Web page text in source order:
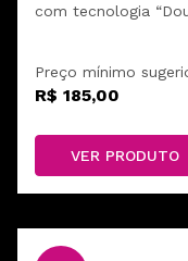
com tecnologia
Preço mínimo
R$ 185,00
VER PRODUTO